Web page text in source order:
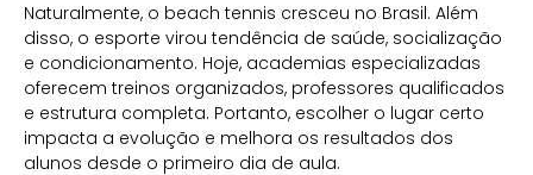
Naturalmente, o beach tennis cresceu no Brasil. Além
disso, o esporte virou tendência de saúde, socialização
e condicionamento. Hoje, academias especializadas
oferecem treinos organizados, professores qualificados
e estrutura completa. Portanto, escolher o lugar certo
impacta a evolução e melhora os resultados dos
alunos desde o primeiro dia de aula.